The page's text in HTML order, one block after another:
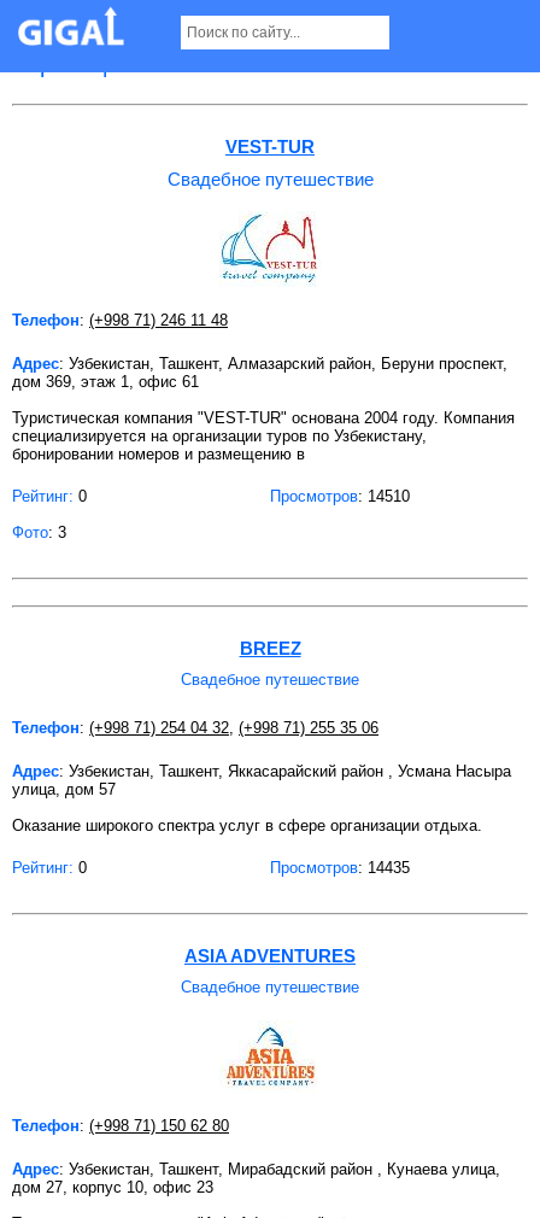
Свадебное путешествие в Ташкенте
VEST-TUR
Свадебное путешествие
Телефон: (+998 71) 246 11 48
Адрес: Узбекистан, Ташкент, Алмазарский район, Беруни проспект,
дом 369, этаж 1, офис 61
Туристическая компания "VEST-TUR" основана 2004 году. Компания
специализируется на организации туров по Узбекистану,
бронировании номеров и размещению в
Рейтинг: 0 Просмотров: 14510
Фото: 3
BREEZ
Свадебное путешествие
Телефон: (+998 71) 254 04 32, (+998 71) 255 35 06
Адрес: Узбекистан, Ташкент, Яккасарайский район , Усмана Насыра
улица, дом 57
Оказание широкого спектра услуг в сфере организации отдыха.
Рейтинг: 0 Просмотров: 14435
ASIA ADVENTURES
Свадебное путешествие
Телефон: (+998 71) 150 62 80
Адрес: Узбекистан, Ташкент, Мирабадский район , Кунаева улица,
дом 27, корпус 10, офис 23